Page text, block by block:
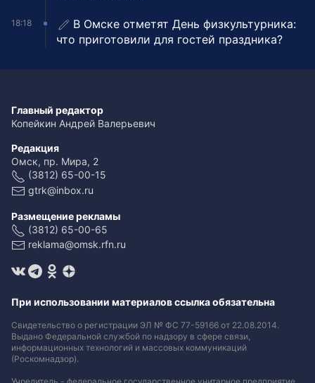
18:18
В Омске отметят День физкультурника:
что приготовили для гостей праздника?
Главный редактор
Копейкин Андрей Валерьевич
Редакция
Омск, пр. Мира, 2
(3812) 65-00-15
gtrk@inbox.ru
Размещение рекламы
(3812) 65-00-65
reklama@omsk.rfn.ru
При использовании материалов ссылка обязательна
Свидетельство о регистрации ЭЛ № ФС 77-59166 от 22.08.2014.
Выдано Федеральной службой по надзору в сфере связи,
информационных технологий и массовых коммуникаций
(Роскомнадзор).